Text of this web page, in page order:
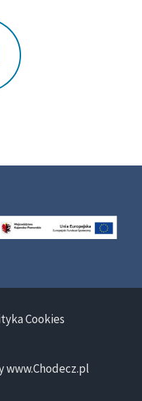
Cookies
www.Chodecz.pl